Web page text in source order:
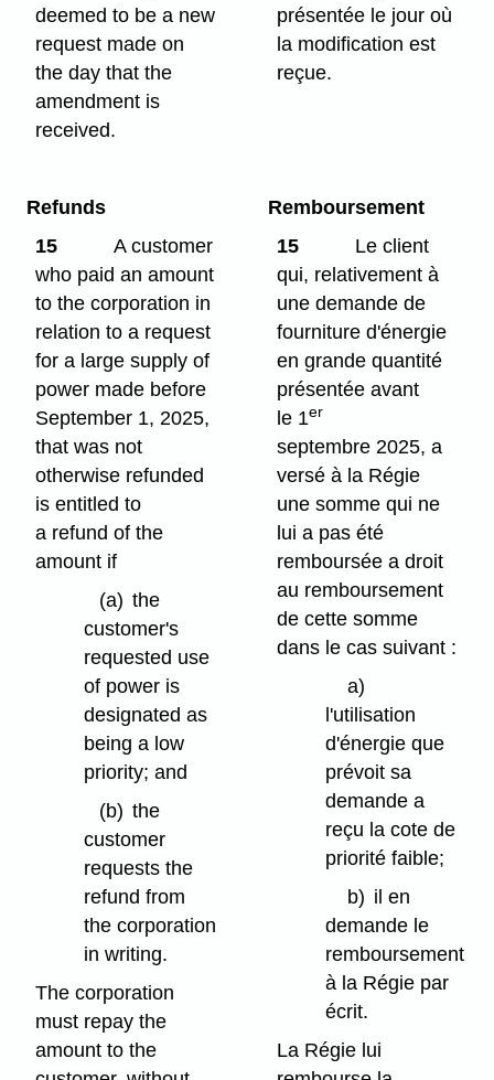
deemed to be a new
request made on
the day that the
amendment is
received.
présentée le jour où
la modification est
reçue.
Refunds
15
A customer
who paid an amount
to the corporation in
relation to a request
for a large supply of
power made before
September 1, 2025,
that was not
otherwise refunded
is entitled to
a refund of the
amount if
(a) the
customer's
requested use
of power is
designated as
being a low
priority; and
(b) the
customer
requests the
refund from
the corporation
in writing.
The corporation
must repay the
amount to the
Remboursement
15
Le client
qui, relativement à
une demande de
fourniture d'énergie
en grande quantité
présentée avant
le 1er
septembre 2025, a
versé à la Régie
une somme qui ne
lui a pas été
remboursée a droit
au remboursement
de cette somme
dans le cas suivant :
a)
l'utilisation
d'énergie que
prévoit sa
demande a
reçu la cote de
priorité faible;
b) il en
demande le
remboursement
à la Régie par
écrit.
La Régie lui